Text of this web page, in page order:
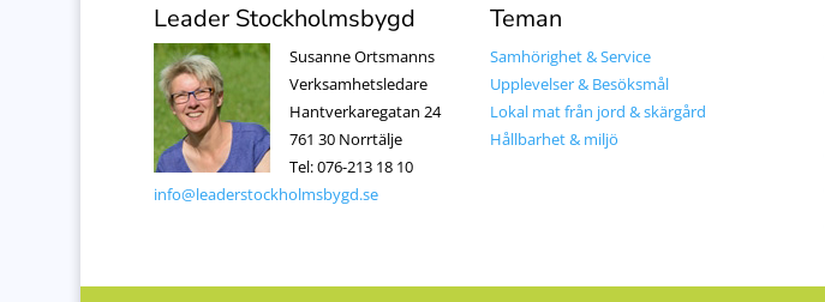
Leader Stockholmsbygd
Susanne Ortsmanns
Verksamhetsledare
Hantverkaregatan 24
761 30 Norrtälje
Tel: 076-213 18 10
info@leaderstockholmsbygd.se
Teman
Samhörighet & Service
Upplevelser & Besöksmål
Lokal mat från jord & skärgård
Hållbarhet & miljö